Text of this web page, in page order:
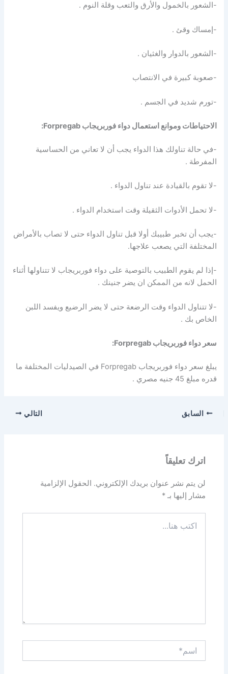
-الشعور بالخمول والأرق والتعب وقلة النوم .
-إمساك وقئ .
-الشعور بالدوار والغثيان .
-صعوبة كبيرة في الانتصاب
-تورم شديد في الجسم .
الاحتياطات وموانع استعمال دواء فوربريجاب Forpregab:
-في حالة تناولك هذا الدواء يجب أن لا تعاني من الحساسية
المفرطة .
-لا تقوم بالقيادة عند تناول الدواء .
-لا تحمل الأدوات الثقيلة وقت استخدام الدواء .
-يجب أن تخبر طبيبك أولا قبل تناول الدواء حتى لا تصاب بالأمراض
المختلفة التي يصعب علاجها.
-إذا لم يقوم الطبيب بالتوصية على دواء فوربريجاب لا تتناولها أثناء
الحمل لانه من الممكن ان يضر جنينك .
-لا تتناول الدواء وقت الرضعة حتى لا يضر الرضيع ويفسد اللبن
الخاص بك .
سعر دواء فوربريجاب Forpregab:
يبلغ سعر دواء فوربريجاب Forpregab في الصيدليات المختلفة ما
قدره مبلغ 45 جنيه مصري .
السابق التالي
اترك تعليقاً
لن يتم نشر عنوان بريدك الإلكتروني.
الحقول الإلزامية
مشار إليها بـ*
هنا...